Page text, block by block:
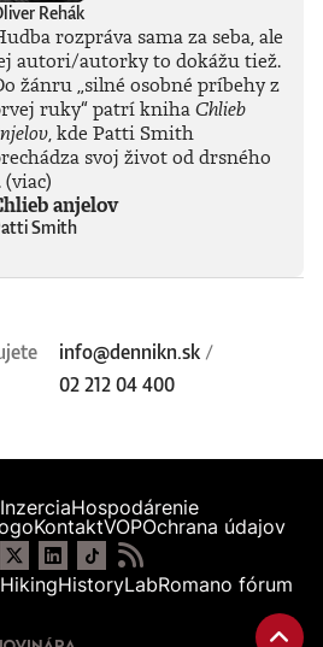
Rehák
rozpráva sama za seba, ale
autori/autorky to dokážu tiež.
žánru „silné osobné príbehy z
ruky“patrí knihaChlieb
, kde Patti Smith
svoj život od drsného
(viac)
anjelov
Smith
info@dennikn.sk /
02 212 04 400
InzerciaHospodárenie
KontaktVOPOchrana údajov
HikingHistoryLabRomano fórum